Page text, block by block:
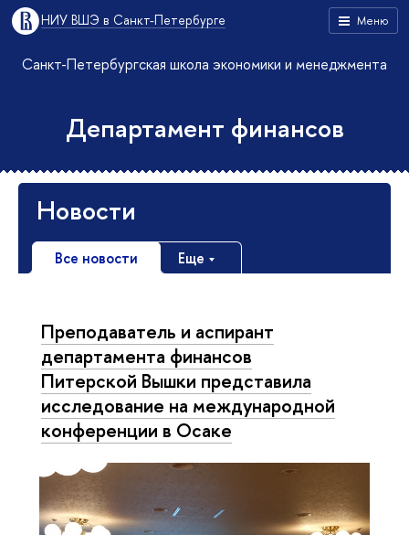
Меню
НИУ ВШЭ в Санкт-Петербурге
Санкт-Петербургская школа экономики и менеджмента
Департамент финансов
Новости
Все новости Еще
Преподаватель и аспирант
департамента финансов
Питерской Вышки представила
исследование на международной
конференции в Осаке